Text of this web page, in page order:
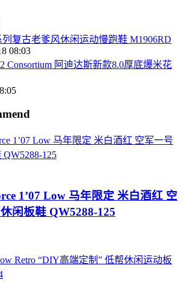
列复古老爹风休闲运动慢跑鞋 M1906RD
08:03
Consortium 阿迪达斯新款8.0厚底爆米花
1’07 Low 马年限定 米白酒红 空
闲板鞋 QW5288-125